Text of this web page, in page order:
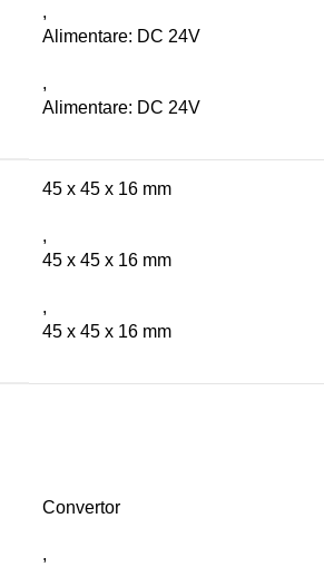
,
Alimentare: DC 24V
,
Alimentare: DC 24V
45 x 45 x 16 mm
,
45 x 45 x 16 mm
,
45 x 45 x 16 mm
Convertor
,